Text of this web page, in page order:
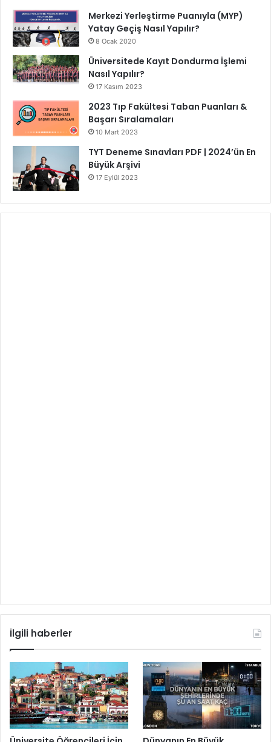
Merkezi Yerleştirme Puanıyla (MYP)
Yatay Geçiş Nasıl Yapılır?
8 Ocak 2020
Üniversitede Kayıt Dondurma İşlemi
Nasıl Yapılır?
17 Kasım 2023
2023 Tıp Fakültesi Taban Puanları &
Başarı Sıralamaları
10 Mart 2023
TYT Deneme Sınavları PDF | 2024’ün En
Büyük Arşivi
17 Eylül 2023
İlgili haberler